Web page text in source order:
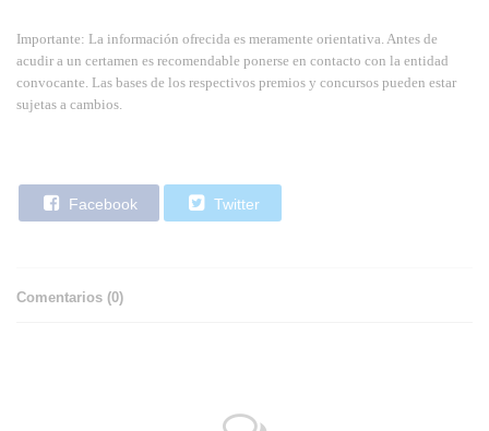
Importante: La información ofrecida es meramente orientativa. Antes de
acudir a un certamen es recomendable ponerse en contacto con la entidad
convocante. Las bases de los respectivos premios y concursos pueden estar
sujetas a cambios.
Facebook Twitter
Comentarios (0)